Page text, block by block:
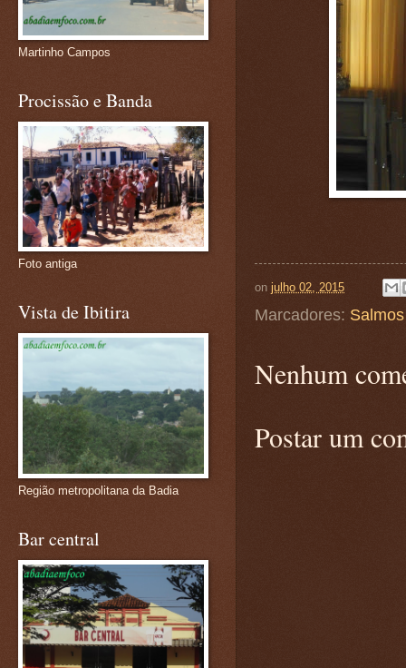
on julho 02, 2015
Marcadores: Salmos
Nenhum
Postar um
Martinho Campos
Procissão e Banda
Foto antiga
Vista de Ibitira
Região metropolitana da Badia
Bar central